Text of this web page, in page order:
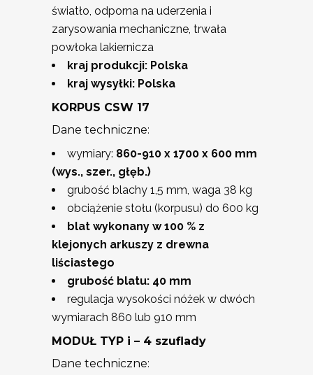
światło, odporna na uderzenia i
zarysowania mechaniczne, trwała
powłoka lakiernicza
kraj produkcji: Polska
kraj wysyłki: Polska
KORPUS CSW 17
Dane techniczne:
wymiary: 860-910 x 1700 x 600 mm
(wys., szer., głęb.)
grubość blachy 1,5 mm, waga 38 kg
obciążenie stołu (korpusu) do 600 kg
blat wykonany w 100 % z
klejonych arkuszy z drewna
liściastego
grubość blatu: 40 mm
regulacja wysokości nóżek w dwóch
wymiarach 860 lub 910 mm
MODUŁ TYP i – 4 szuflady
Dane techniczne: